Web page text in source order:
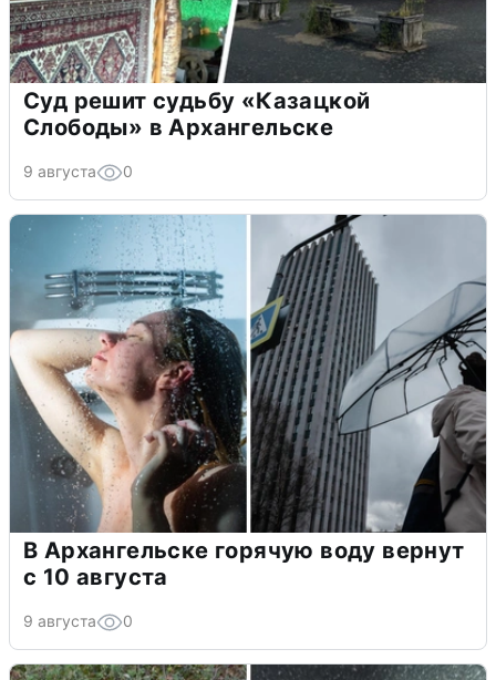
Суд решит судьбу «Казацкой
Слободы» в Архангельске
9 августа 0
В Архангельске горячую воду вернут
с 10 августа
9 августа 0